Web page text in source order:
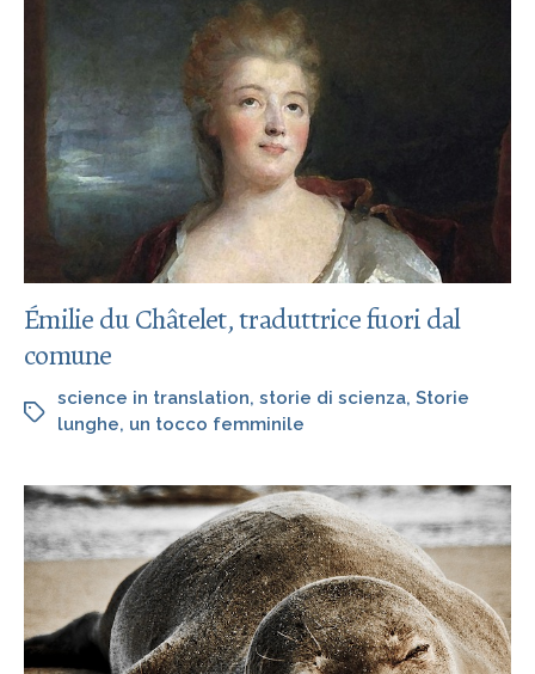
Émilie du Châtelet, traduttrice fuori dal
comune
science in translation, storie di scienza, Storie
lunghe, un tocco femminile